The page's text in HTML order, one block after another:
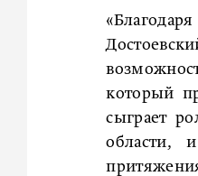
который
сыграет
области,